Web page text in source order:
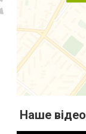
Наше відео